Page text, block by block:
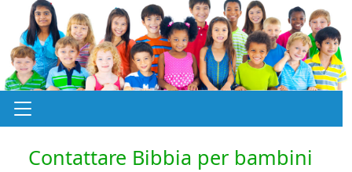
Contattare Bibbia per bambini